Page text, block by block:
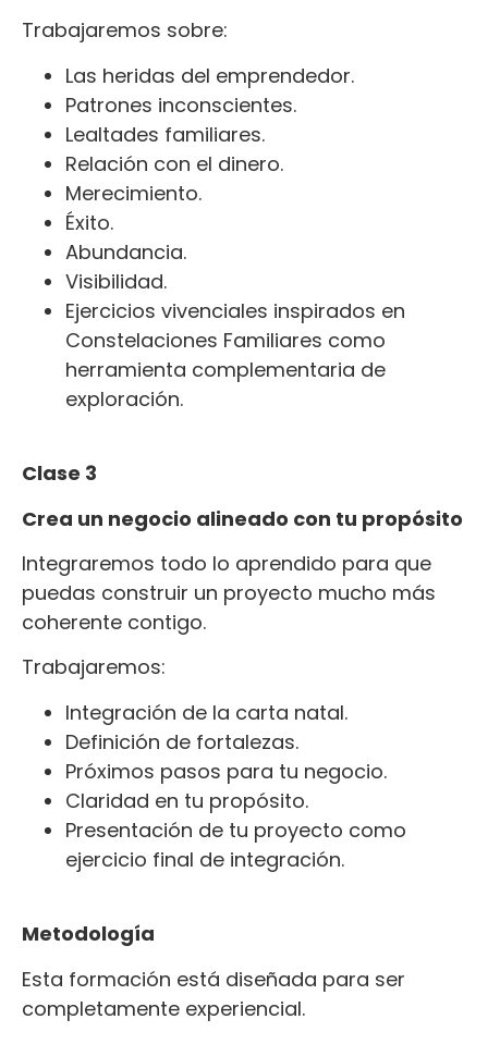
Trabajaremos sobre:
Las heridas del emprendedor.
Patrones inconscientes.
Lealtades familiares.
Relación con el dinero.
Merecimiento.
Éxito.
Abundancia.
Visibilidad.
Ejercicios vivenciales inspirados en
Constelaciones Familiares como
herramienta complementaria de
exploración.
Clase 3
Crea un negocio alineado con tu propósito
Integraremos todo lo aprendido para que
puedas construir un proyecto mucho más
coherente contigo.
Trabajaremos:
Integración de la carta natal.
Definición de fortalezas.
Próximos pasos para tu negocio.
Claridad en tu propósito.
Presentación de tu proyecto como
ejercicio final de integración.
Metodología
Esta formación está diseñada para ser
completamente experiencial.